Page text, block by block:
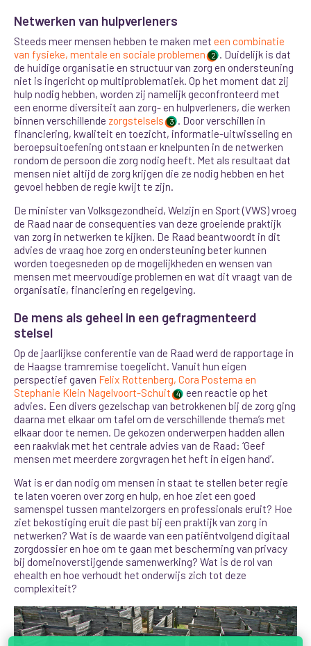
Netwerken van hulpverleners
Steeds meer mensen hebben te maken meteen combinatie
van fysieke, mentale en sociale problemen
2 . Duidelijk is dat
de huidige organisatie en structuur van zorg en ondersteuning
niet is ingericht op multiproblematiek. Op het moment dat zij
hulp nodig hebben, worden zij namelijk geconfronteerd met
een enorme diversiteit aan zorg- en hulpverleners, die werken
binnen verschillende zorgstelsels 3 . Door verschillen in
financiering, kwaliteit en toezicht, informatie-uitwisseling en
beroepsuitoefening ontstaan er knelpunten in de netwerken
rondom de persoon die zorg nodig heeft. Met als resultaat dat
mensen niet altijd de zorg krijgen die ze nodig hebben en het
gevoel hebben de regie kwijt te zijn.
De minister van Volksgezondheid, Welzijn en Sport (VWS) vroeg
de Raad naar de consequenties van deze groeiende praktijk
van zorg in netwerken te kijken. De Raad beantwoordt in dit
advies de vraag hoe zorg en ondersteuning beter kunnen
worden toegesneden op de mogelijkheden en wensen van
mensen met meervoudige problemen en wat dit vraagt van de
organisatie, financiering en regelgeving.
De mens als geheel in een gefragmenteerd
stelsel
Op de jaarlijkse conferentie van de Raad werd de rapportage in
de Haagse tramremise toegelicht. Vanuit hun eigen
perspectief gaven Felix Rottenberg, Cora Postema en
Stephanie Klein Nagelvoort-Schuit
4 een reactie op het
advies. Een divers gezelschap van betrokkenen bij de zorg ging
daarna met elkaar om tafel om de verschillende thema’s met
elkaar door te nemen. De gekozen onderwerpen hadden allen
een raakvlak met het centrale advies van de Raad: ‘Geef
mensen met meerdere zorgvragen het heft in eigen hand’.
Wat is er dan nodig om mensen in staat te stellen beter regie
te laten voeren over zorg en hulp, en hoe ziet een goed
samenspel tussen mantelzorgers en professionals eruit? Hoe
ziet bekostiging eruit die past bij een praktijk van zorg in
netwerken? Wat is de waarde van een patiëntvolgend digitaal
zorgdossier en hoe om te gaan met bescherming van privacy
bij domeinoverstijgende samenwerking? Wat is de rol van
ehealth en hoe verhoudt het onderwijs zich tot deze
complexiteit?